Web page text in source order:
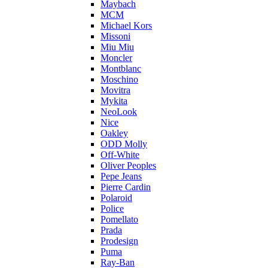
Maybach
MCM
Michael Kors
Missoni
Miu Miu
Moncler
Montblanc
Moschino
Movitra
Mykita
NeoLook
Nice
Oakley
ODD Molly
Off-White
Oliver Peoples
Pepe Jeans
Pierre Cardin
Polaroid
Police
Pomellato
Prada
Prodesign
Puma
Ray-Ban